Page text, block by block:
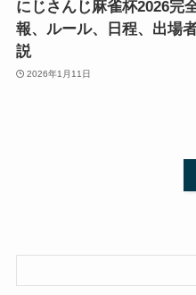
にじさんじ麻雀杯2026完
報、ルール、日程、出場
説
2026年1月11日